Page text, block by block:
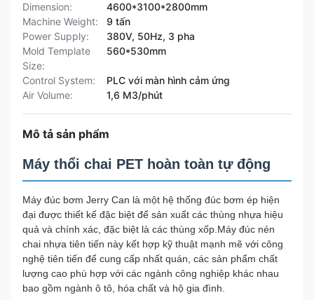
Dimension:
4600*3100*2800mm
Machine Weight:
9 tấn
Power Supply:
380V, 50Hz, 3 pha
Mold Template
Size:
560*530mm
Control System:
PLC với màn hình cảm ứng
Air Volume:
1,6 M3/phút
Mô tả sản phẩm
Máy thổi chai PET hoàn toàn tự động
Máy đúc bơm Jerry Can là một hệ thống đúc bơm ép hiện
đại được thiết kế đặc biệt để sản xuất các thùng nhựa hiệu
quả và chính xác, đặc biệt là các thùng xốp.Máy đúc nén
chai nhựa tiên tiến này kết hợp kỹ thuật mạnh mẽ với công
nghệ tiên tiến để cung cấp nhất quán, các sản phẩm chất
lượng cao phù hợp với các ngành công nghiệp khác nhau
bao gồm ngành ô tô, hóa chất và hộ gia đình.